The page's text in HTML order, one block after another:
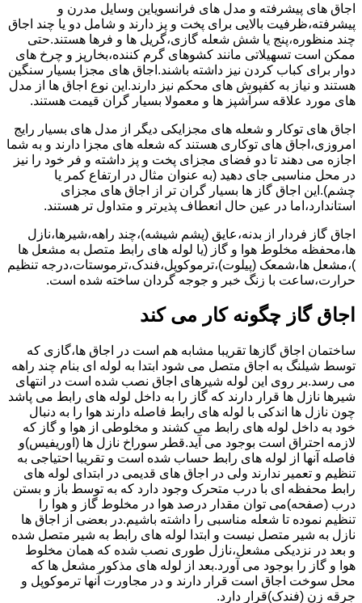
اجاق های پیشرفته و مدل های فرانسویاین وسایل مدرن و
پیشرفته،ظرفیت بالایی برای پخت و پز دارند و شامل دو یا چند اجاق
چند منظوره،پنج یا شش شعله گازی،گریل ها و فرها هستند.حتی
ممکن است تسهیلاتی مانند کشوهای گرم کننده،بخارپز و چرخ های
دوار برای کباب کردن نیز داشته باشند.اجاق های مجزا بسیار سنگین
هستند و نیاز به کفپوش های محکم نیز دارند.این نوع اجاق ها از مدل
های مورد علاقه سرآشپز ها و معمولا بسیار گران قیمت هستند.
اجاق های توکار و شعله های مجزایکی دیگر از مدل های بسیار رایج
امروزی،اجاق های توکاری هستند که شعله های مجزا دارند و به شما
اجازه می دهند تا دو فضای مجزای پخت و پز داشته و فر خود را نیز
در محل مناسبی جای دهید (به عنوان مثال در ارتفاع کمر یا
چشم).این اجاق گاز ها بسیار گران تر از اجاق های مجزای
استاندارد،اما در عین حال انعطاف پذیرتر و متداول تر هستند.
اجاق گاز فردار از بدنه،عایق (پشم شیشه)،چند راهه،شیرها،نازل
ها،محفظه مخلوط هوا و گاز (یا لوله های رابط متصل به مشعل ها
)،مشعل ها،شمعک (پیلوت)،ترموکوپل،فندک،ترموستات،درجه تنظیم
حرارت،ساعت با زنگ خبر و جوجه گردان ساخته شده است.
اجاق گاز چگونه کار می کند
ساختمان اجاق گازها تقریبا مشابه هم است در اجاق ها،گازی که
توسط شیلنگ به اجاق متصل می شود ابتدا به لوله ای بنام چند راهه
می رسد.بر روی این لوله شیرهای اجاق نصب شده است در انتهای
شیرها نازل ها قرار دارند که گاز را به داخل لوله های رابط می پاشد
چون نازل ها اندکی با لوله های رابط فاصله دارند هوا را به دنبال
خود به داخل لوله های رابط می کشند و مخلوطی از هوا و گاز که
لازمه احتراق است بوجود می آید.قطر سوراخ نازل ها (اوریفیس)و
فاصله آنها از لوله های رابط حساب شده است و تقریبا احتیاجی به
تنظیم و تعمیر ندارند ولی در اجاق های قدیمی در ابتدای لوله های
رابط محفظه ای با درب متحرک وجود دارد که به توسط باز و بستن
درب (صفحه)می توان مقدار درصد هوا در مخلوط گاز و هوا را
تنظیم نموده تا شعله مناسبی را داشته باشیم.در بعضی از اجاق ها
نازل به شیر متصل نیست و ابتدا لوله های رابط به شیر متصل شده
و بعد در نزدیکی مشعل،نازل طوری نصب شده که همان مخلوط
هوا و گاز را بوجود می آورد.بعد از لوله های مذکور مشعل ها که
محل سوخت اجاق است قرار دارند و در مجاورت آنها ترموکوپل و
جرقه زن (فندک)قرار دارد.